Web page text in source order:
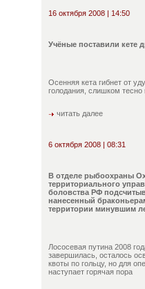
16 октября 2008 | 14:50
Учёные поставили кете
Осенняя кета гибнет от
голодания, слишком
читать далее
6 октября 2008 | 08:31
В отделе рыбоохраны
территориального
боловства РФ
нанесенный
территории минувшим
Лососевая путина 2008
завершилась, осталось
квоты по гольцу, но для
наступает горячая пора